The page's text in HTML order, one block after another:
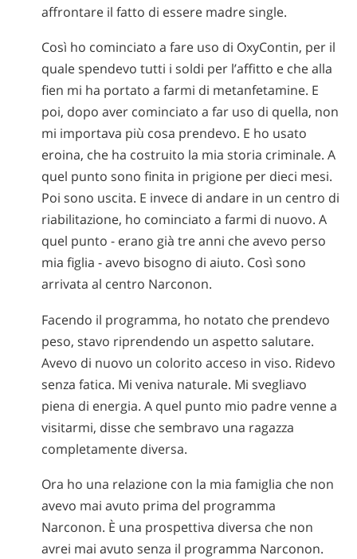
affrontare il fatto di essere madre single.
Così ho cominciato a fare uso di OxyContin, per il
quale spendevo tutti i soldi per l’affitto e che alla
fien mi ha portato a farmi di metanfetamine. E
poi, dopo aver cominciato a far uso di quella, non
mi importava più cosa prendevo. E ho usato
eroina, che ha costruito la mia storia criminale. A
quel punto sono finita in prigione per dieci mesi.
Poi sono uscita. E invece di andare in un centro di
riabilitazione, ho cominciato a farmi di nuovo. A
quel punto - erano già tre anni che avevo perso
mia figlia - avevo bisogno di aiuto. Così sono
arrivata al centro Narconon.
Facendo il programma, ho notato che prendevo
peso, stavo riprendendo un aspetto salutare.
Avevo di nuovo un colorito acceso in viso. Ridevo
senza fatica. Mi veniva naturale. Mi svegliavo
piena di energia. A quel punto mio padre venne a
visitarmi, disse che sembravo una ragazza
completamente diversa.
Ora ho una relazione con la mia famiglia che non
avevo mai avuto prima del programma
Narconon. È una prospettiva diversa che non
avrei mai avuto senza il programma Narconon.